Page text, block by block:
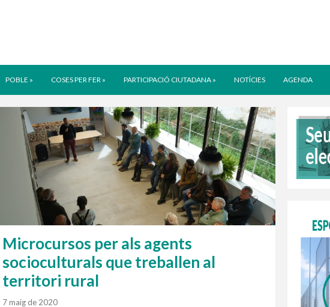
POBLE » COSES PER FER » PARTICIPACIÓ CIUTADANA » NOTÍCIES AGENDA
Microcursos per als agents
socioculturals que treballen al
territori rural
7 maig de 2020